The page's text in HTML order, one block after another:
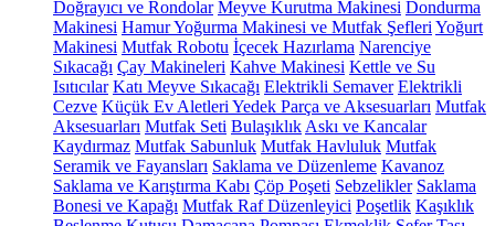
Doğrayıcı ve Rondolar Meyve Kurutma Makinesi Dondurma
Makinesi Hamur Yoğurma Makinesi ve Mutfak Şefleri Yoğurt
Makinesi Mutfak Robotu İçecek Hazırlama Narenciye
Sıkacağı Çay Makineleri Kahve Makinesi Kettle ve Su
Isıtıcılar Katı Meyve Sıkacağı Elektrikli Semaver Elektrikli
Cezve Küçük Ev Aletleri Yedek Parça ve Aksesuarları Mutfak
Aksesuarları Mutfak Seti Bulaşıklık Askı ve Kancalar
Kaydırmaz Mutfak Sabunluk Mutfak Havluluk Mutfak
Seramik ve Fayansları Saklama ve Düzenleme Kavanoz
Saklama ve Karıştırma Kabı Çöp Poşeti Sebzelikler Saklama
Bonesi ve Kapağı Mutfak Raf Düzenleyici Poşetlik Kaşıklık